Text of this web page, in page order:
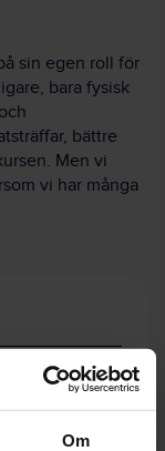
Om
sin egen roll för
bara fysisk
bättre
Men vi
vi har många
och låta
skapa